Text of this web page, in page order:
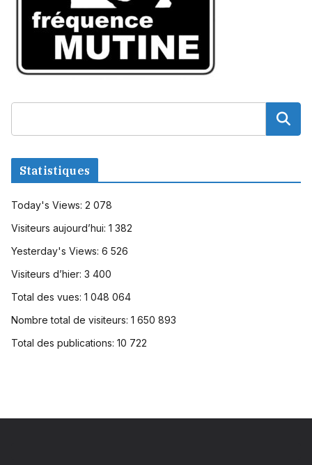
Statistiques
Today's Views: 2 078
Visiteurs aujourd’hui: 1 382
Yesterday's Views: 6 526
Visiteurs d’hier: 3 400
Total des vues: 1 048 064
Nombre total de visiteurs: 1 650 893
Total des publications: 10 722